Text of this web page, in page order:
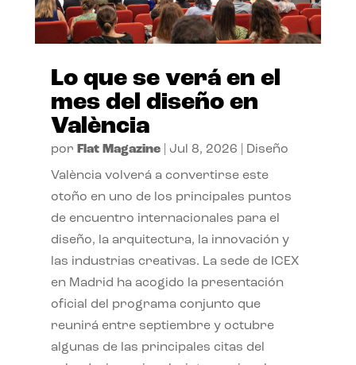
Lo que se verá en el
mes del diseño en
València
por Flat Magazine| Jul 8, 2026 Diseño
València volverá a convertirse este
otoño en uno de los principales puntos
de encuentro internacionales para el
diseño, la arquitectura, la innovación y
las industrias creativas. La sede de ICEX
en Madrid ha acogido la presentación
oficial del programa conjunto que
reunirá entre septiembre y octubre
algunas de las principales citas del